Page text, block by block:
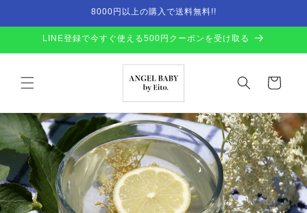
8000円以上の購入で送料無料!!
LINE登録で今すぐ使える500円クーポンを受け取る
Cart